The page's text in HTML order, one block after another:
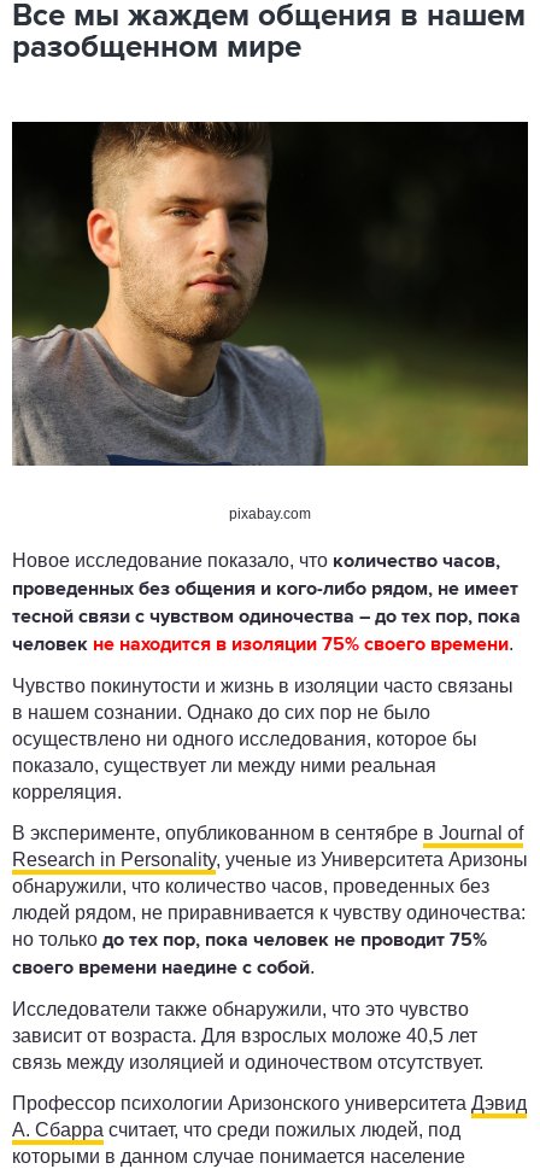
Все мы жаждем общения в нашем
разобщенном мире
pixabay.com
Новое исследование показало, что количество часов,
проведенных без общения и кого-либо рядом, не имеет
тесной связи с чувством одиночества ― до тех пор, пока
человек не находится в изоляции 75% своего времени.
Чувство покинутости и жизнь в изоляции часто связаны
в нашем сознании. Однако до сих пор не было
осуществлено ни одного исследования, которое бы
показало, существует ли между ними реальная
корреляция.
В эксперименте, опубликованном в сентябре в Journal of
Research in Personality, ученые из Университета Аризоны
обнаружили, что количество часов, проведенных без
людей рядом, не приравнивается к чувству одиночества:
но только до тех пор, пока человек не проводит 75%
своего времени наедине с собой.
Исследователи также обнаружили, что это чувство
зависит от возраста. Для взрослых моложе 40,5 лет
связь между изоляцией и одиночеством отсутствует.
Профессор психологии Аризонского университета Дэвид
А. Сбарра считает, что среди пожилых людей, под
которыми в данном случае понимается население